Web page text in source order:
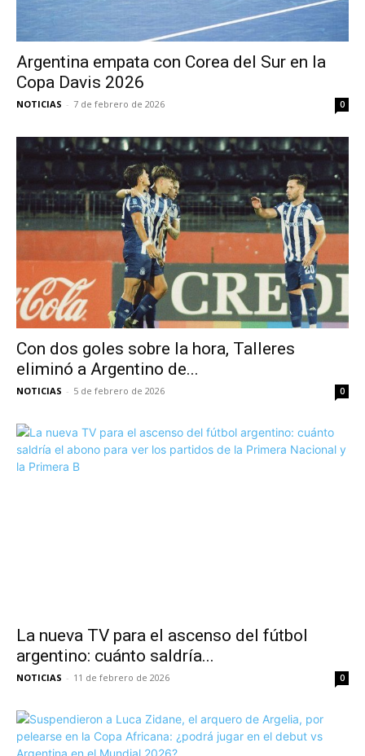
Argentina empata con Corea del Sur en la
Copa Davis 2026
NOTICIAS - 7 de febrero de 2026 0
Con dos goles sobre la hora, Talleres
eliminó a Argentino de...
NOTICIAS - 5 de febrero de 2026 0
La nueva TV para el ascenso del fútbol
argentino: cuánto saldría...
NOTICIAS - 11 de febrero de 2026 0